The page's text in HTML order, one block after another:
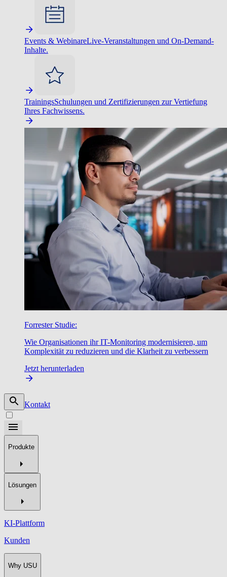
Events & WebinareLive-Veranstaltungen und On-Demand-
Inhalte.
TrainingsSchulungen und Zertifizierungen zur Vertiefung
Ihres Fachwissens.
Forrester Studie:
Wie Organisationen ihr IT-Monitoring modernisieren, um
Komplexität zu reduzieren und die Klarheit zu verbessern
Jetzt herunterladen
Kontakt
Produkte
Lösungen
KI-Plattform
Kunden
Why USU